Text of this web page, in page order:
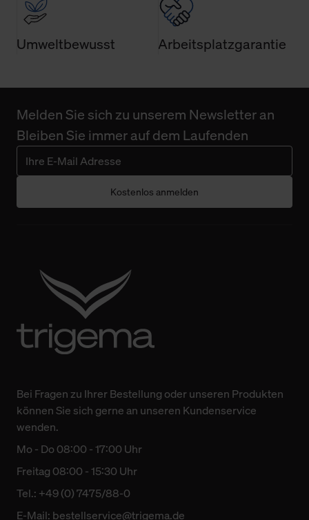
Umweltbewusst Arbeitsplatzgarantie
Melden Sie sich zu unserem Newsletter an
Bleiben Sie immer auf dem Laufenden
Kostenlos anmelden
Bei Fragen zu Ihrer Bestellung oder unseren Produkten
können Sie sich gerne an unseren Kundenservice
wenden.
Mo - Do 08:00 - 17:00 Uhr
Freitag 08:00 - 15:30 Uhr
Tel.: +49 (0) 7475/88-0
E-Mail: bestellservice@trigema.de